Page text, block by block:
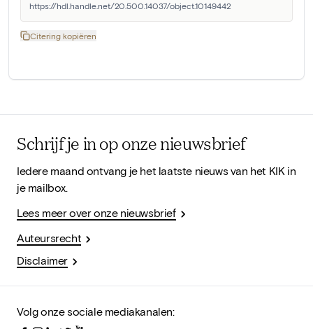
https://hdl.handle.net/20.500.14037/object.10149442
Citering kopiëren
Schrijf je in op onze nieuwsbrief
Iedere maand ontvang je het laatste nieuws van het KIK in
je mailbox.
Lees meer over onze nieuwsbrief
Auteursrecht
Disclaimer
Volg onze sociale mediakanalen: